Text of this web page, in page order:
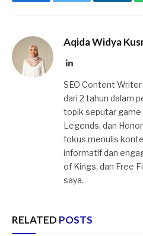
Aqida Widya
LinkedIn
SEO Content
dari 2 tahun dalam
topik seputar game
Legends, dan
fokus menulis
informatif dan
of Kings, dan Free
saya.
RELATED POSTS